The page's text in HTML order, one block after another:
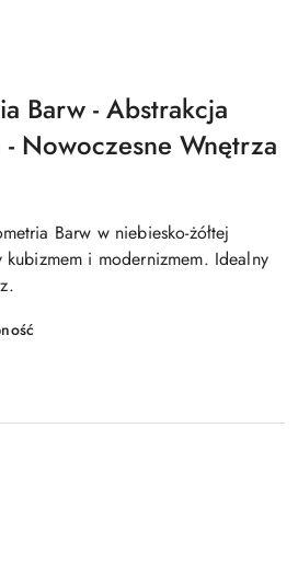
Barw - Abstrakcja
- Nowoczesne Wnętrza
Barw w niebiesko-żółtej
i modernizmem. Idealny